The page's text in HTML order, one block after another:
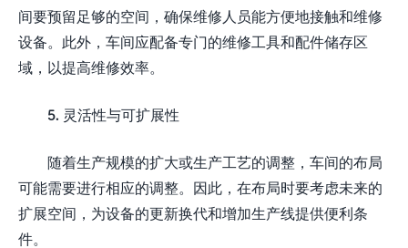
间要预留足够的空间，确保维修人员能方便地接触和维修
设备。此外，车间应配备专门的维修工具和配件储存区
域，以提高维修效率。
5. 灵活性与可扩展性
随着生产规模的扩大或生产工艺的调整，车间的布局
可能需要进行相应的调整。因此，在布局时要考虑未来的
扩展空间，为设备的更新换代和增加生产线提供便利条
件。